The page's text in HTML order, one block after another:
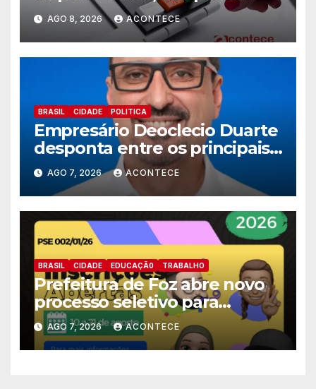
perder representatividade
AGO 8, 2026 ACONTECE
BRASIL CIDADE POLITICA
Empresário Deoclecio Duarte
desponta entre os principais
nomes do União Brasil para
deputado estadual
AGO 7, 2026 ACONTECE
BRASIL CIDADE EDUCAÇÃ0 TRABALHO
Prefeitura de Foz abre novo
processo seletivo para
estagiários
AGO 7, 2026 ACONTECE